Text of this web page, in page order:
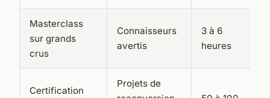
Masterclass
sur grands
crus
Connaisseurs
avertis
3 à 6
heures
Certification
Projets de